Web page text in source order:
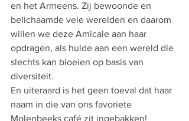
en het Armeens. Zij bewoonde en
belichaamde vele werelden en daarom
willen we deze Amicale aan haar
opdragen, als hulde aan een wereld die
slechts kan bloeien op basis van
diversiteit.
En uiteraard is het geen toeval dat haar
naam in die van ons favoriete
Molenbeeks café zit ingebakken!